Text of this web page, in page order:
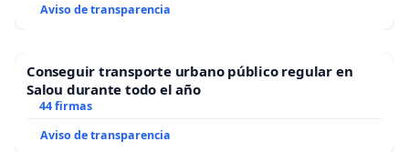
Aviso de transparencia
Conseguir transporte urbano público regular en
Salou durante todo el año
44 firmas
Aviso de transparencia